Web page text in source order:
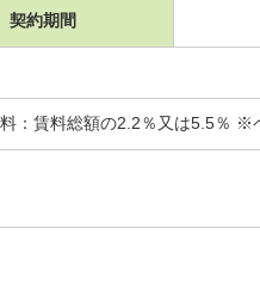
契約期間
：賃料総額の2.2％又は5.5％ ※